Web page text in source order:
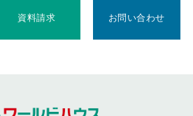
資料請求 お問い合わせ